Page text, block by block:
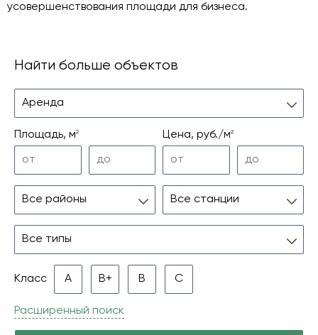
усовершенствования площади для бизнеса.
Найти больше объектов
Аренда
Площадь, м2 Цена, руб./м2
Все районы Все станции
Все типы
Класс A B+ B С
Расширенный поиск